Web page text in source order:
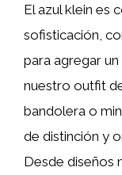
El azul klein es
sofisticación,
para agregar
nuestro outfit
bandolera o
de distinción y
Desde diseños